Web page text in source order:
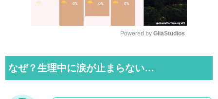
e
Powered by GliaStudios
なぜ？生理中に涙が止まらない…